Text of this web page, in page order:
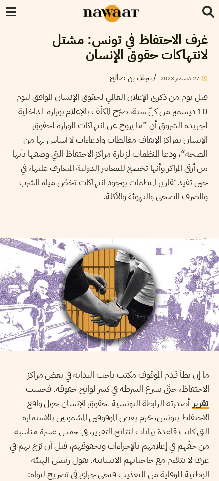
غرف الاحتفاظ في تونس: مشتل
لانتهاكات حقوق الإنسان
27 ديسمبر 2023
/نجلاء بن صالح
قبل يوم من ذكرى الإعلان العالمي لحقوق الإنسان الموافق ليوم
10 ديسمبر من كلّ سنة، صرّح المكلّف بالإعلام بوزارة الداخلية
لجريدة الشروق أن ”ما يروج عن انتهاكات الوزارة لحقوق
الإنسان بمراكز الإيقاف مغالطات وادعاءات لا أساس لها من
الصحة“، ودعا المنظمات لزيارة مراكز الاحتفاظ التي وصفها بأنها
من أرقى المراكز وأنها تخضع للمعايير الدولية المتعارف عليها، في
حين تفيد تقارير المنظمات بوجود انتهاكات تخصّ مياه الشرب
والصرف الصحي والتهوئة والأكلة.
ما إن تطأ قدم الموقوف مكتب باحث البداية في بعض مراكز
الاحتفاظ، حتّى تشرع الشرطة في كسر لوائح حقوقه. فحسب
تقرير أصدرته الرابطة التونسية لحقوق الإنسان حول واقع
الاحتفاظ بتونس، حُرم بعض الموقوفين المشمولين بالاستمارة
التي كانت قاعدة بيانات لنتائج التقرير، في خمس عشرة مناسبة
من حقّهم في إعلامهم بالإجراءات وبحقوقهم، قبل أن يُزجّ بهم في
غرف لا تتلاءم مع حاجياتهم الانسانية. يقول رئيس الهيئة
الوطنية للوقاية من التعذيب فتحي جراي في تصريح لنواة: